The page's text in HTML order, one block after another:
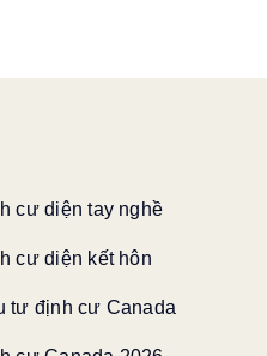
cư diện tay nghề
cư diện kết hôn
tư định cư Canada